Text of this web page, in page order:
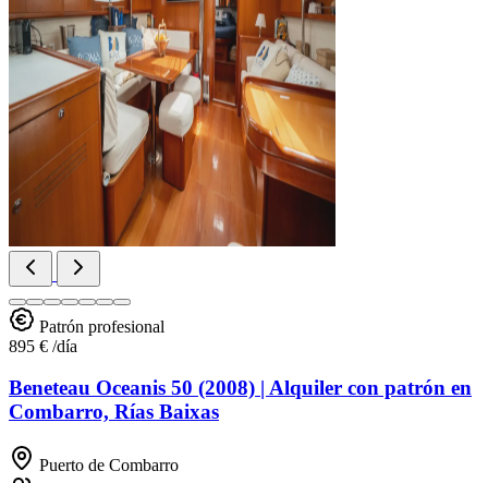
Patrón profesional
895 € /día
Beneteau Oceanis 50 (2008) | Alquiler con patrón en
Combarro, Rías Baixas
Puerto de Combarro